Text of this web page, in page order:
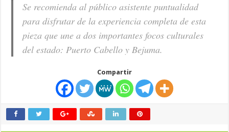
Se recomienda al público asistente puntualidad
para disfrutar de la experiencia completa de esta
pieza que une a dos importantes focos culturales
del estado: Puerto Cabello y Bejuma.
Compartir